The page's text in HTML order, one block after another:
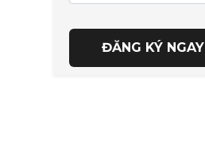
ĐĂNG KÝ NGAY